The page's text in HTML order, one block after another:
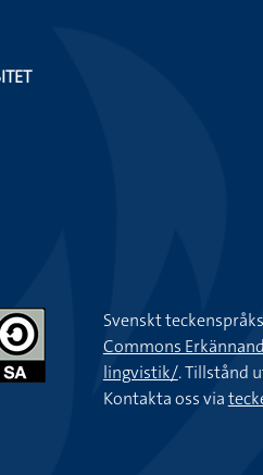
Svenskt
Commons
lingvistik/. Tillstånd
Kontakta oss via